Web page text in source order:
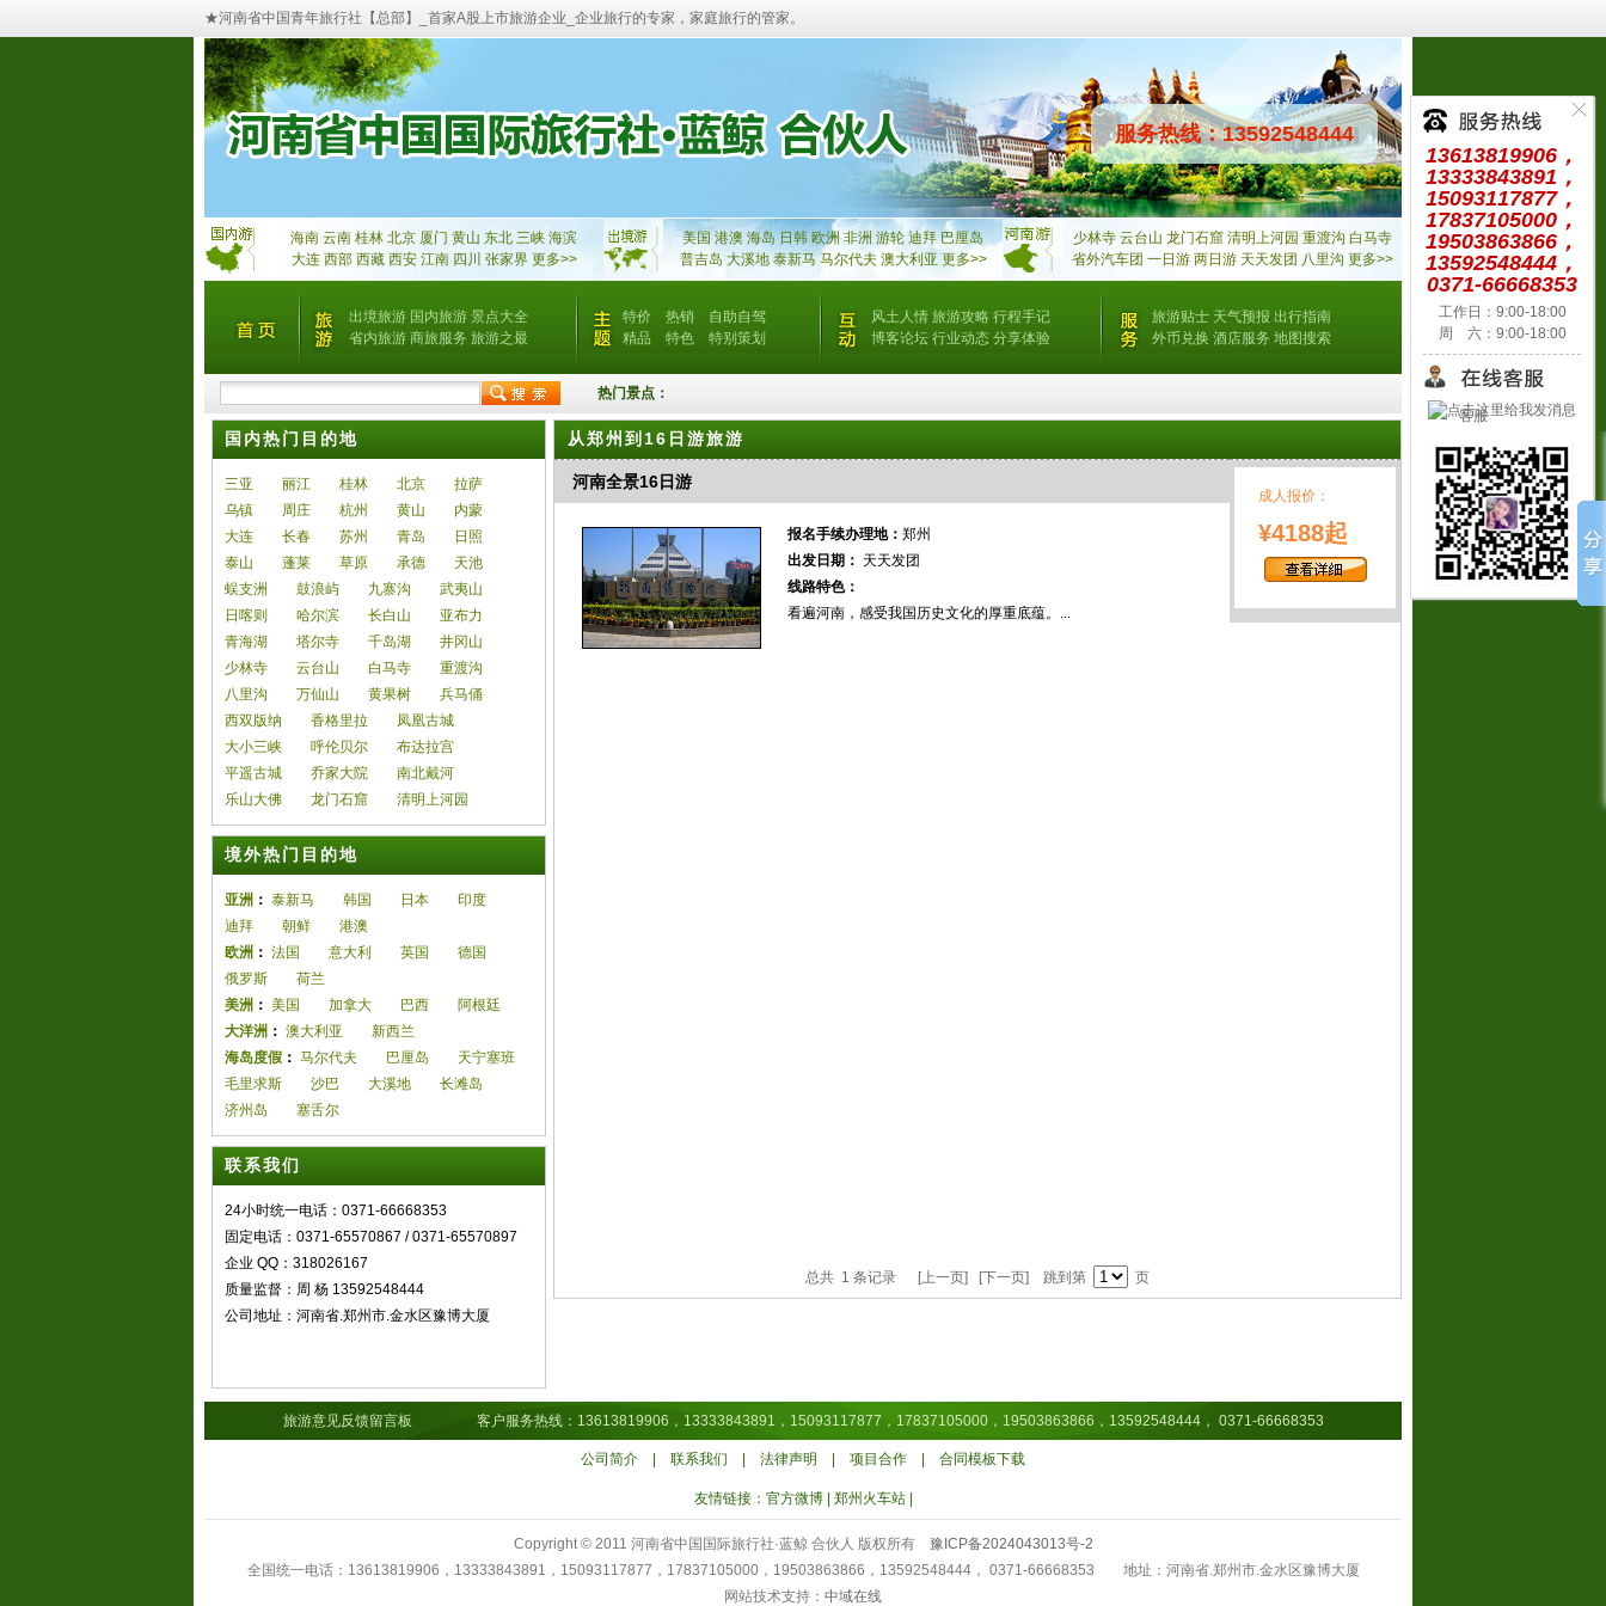
★河南省中国青年旅行社【总部】_首家A股上市旅游企业_企业旅行的专家，家庭旅行的管家。
服务热线：13592548444
海南 云南 桂林 北京 厦门 黄山 东北 三峡 海滨
大连 西部 西藏 西安 江南 四川 张家界 更多>>
美国 港澳 海岛 日韩 欧洲 非洲 游轮 迪拜 巴厘岛
普吉岛 大溪地 泰新马马尔代夫 澳大利亚 更多>>
少林寺 云台山 龙门石窟 清明上河园 重渡沟 白马寺
省外汽车团 一日游 两日游 天天发团 八里沟 更多>>
出境旅游 国内旅游 景点大全
省内旅游 商旅服务 旅游之最
特价 热销
自助自驾
精品
特色 特别策划
风土人情 旅游攻略 行程手记
博客论坛 行业动态 分享体验
旅游贴士 天气预报 出行指南
外币兑换 酒店服务 地图搜索
热门景点：
国内热门目的地
三亚 丽江 桂林 北京
拉萨
乌镇
周庄 杭州 黄山
内蒙
大连
长春 苏州 青岛
日照
泰山
蓬莱 草原 承德
天池
蜈支洲
鼓浪屿 九寨沟
武夷山
日喀则
哈尔滨 长白山
亚布力
青海湖
塔尔寺 千岛湖
井冈山
少林寺
云台山 白马寺
重渡沟
八里沟
万仙山 黄果树
兵马俑
西双版纳
香格里拉
凤凰古城
大小三峡
呼伦贝尔
布达拉宫
平遥古城
乔家大院
南北戴河
乐山大佛
龙门石窟 清明上河园
境外热门目的地
亚洲 ： 泰新马 韩国 日本
印度
迪拜
朝鲜
港澳
欧洲 ： 法国 意大利 英国
德国
俄罗斯
荷兰
美洲 ： 美国 加拿大 巴西
阿根廷
大洋洲 ： 澳大利亚
新西兰
海岛度假 ： 马尔代夫 巴厘岛
天宁塞班
毛里求斯
沙巴 大溪地
长滩岛
济州岛
塞舌尔
联系我们
24小时统一电话：0371-66668353
固定电话：0371-65570867 / 0371-65570897
企业 QQ：318026167
质量监督：周 杨 13592548444
公司地址：河南省.郑州市.金水区豫博大厦
从郑州到16日游旅游
河南全景16日游
报名手续办理地： 郑州
出发日期： 天天发团
线路特色：
看遍河南，感受我国历史文化的厚重底蕴。...
成人报价：
¥4188起
总共 1 条记录 [上一页] [下一页] 跳到第 页
旅游意见反馈留言板 客户服务热线：13613819906，13333843891，15093117877，17837105000，19503863866，13592548444， 0371-66668353
公司简介 联系我们 法律声明 项目合作 | 合同模板下载
友情链接： 官方微博| 郑州火车站|
Copyright © 2011 河南省中国国际旅行社·蓝鲸 合伙人 版权所有 豫ICP备2024043013号-2
全国统一电话：13613819906，13333843891，15093117877，17837105000，19503863866，13592548444， 0371-66668353 地址：河南省.郑州市.金水区豫博大厦
网站技术支持： 中域在线
13613819906，
13333843891，
15093117877，
17837105000，
19503863866，
13592548444，
0371-66668353
工作日：9:00-18:00
周 六：9:00-18:00
客服